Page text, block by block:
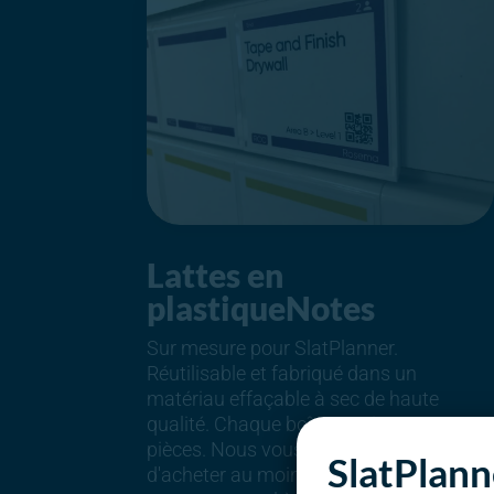
Lattes en
plastiqueNotes
‍Sur mesure pour SlatPlanner.
Réutilisable et fabriqué dans un
matériau effaçable à sec de haute
qualité. Chaque boîte contient 100
pièces. Nous vous recommandons
d'acheter au moins deux boîtes par